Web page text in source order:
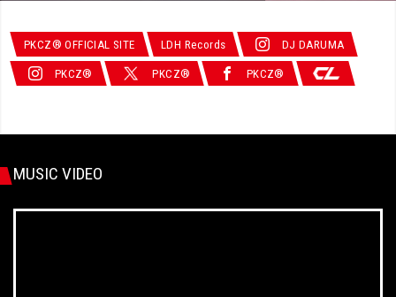
PKCZ® OFFICIAL SITE LDH Records DJ DARUMA
PKCZ® PKCZ® PKCZ®
MUSIC VIDEO